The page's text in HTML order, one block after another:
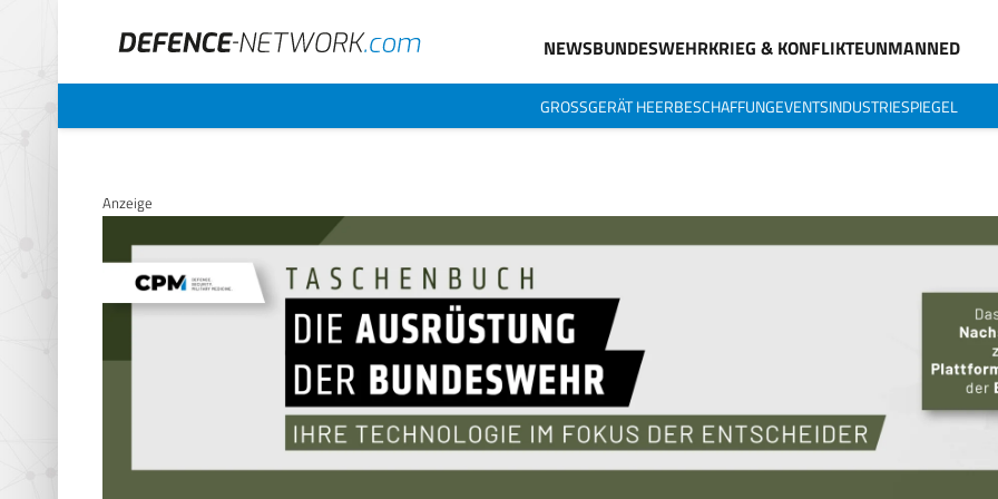
NEWSBUNDESWEHRKRIEG & KONFLIKTEUNMANNED
GROSSGERÄT HEERBESCHAFFUNGEVENTSINDUSTRIESPIEGEL
Anzeige